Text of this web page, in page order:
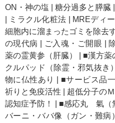
ON・神の塩
糖分過多と膵臓
ミラクル化粧法 MREディ
細胞内に溜まったゴミを除去
の現代病
ご入魂・ご開眼
薬の霊黄参（肝臓）
■漢方薬
クルパッド（除霊・邪気抜き）
物に仏性あり
■サービス品
祈りと免疫活性
超低分子の
認知症予防！
■感応丸 氣（
バーニ・ババ像（ガン・難病）